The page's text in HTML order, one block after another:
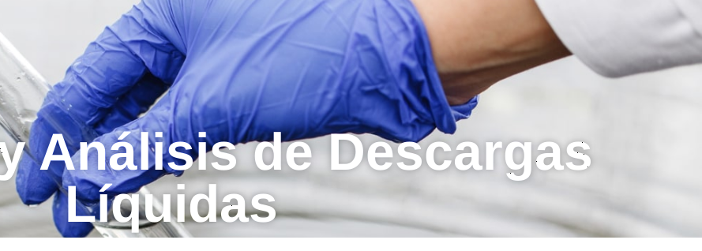
Muestreo y Análisis de Descargas Líquidas
Análisis de Descargas
Líquidas